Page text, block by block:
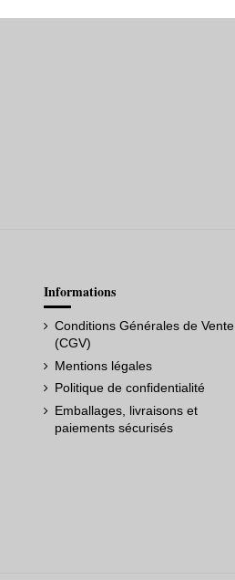
Informations
Conditions Générales de Vente
(CGV)
Mentions légales
Politique de confidentialité
Emballages, livraisons et
paiements sécurisés